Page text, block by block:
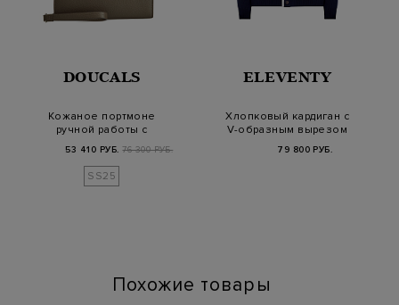
DOUCALS
Кожаное портмоне
ручной работы с
ремешком на
запястье
53 410 РУБ. 76 300 РУБ.
SS25
ELEVENTY
Хлопковый кардиган с
V-образным вырезом
и окантовкой
79 800 РУБ.
Похожие товары